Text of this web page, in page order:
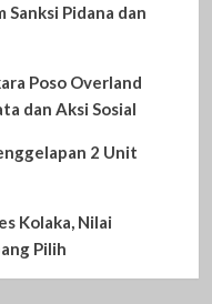
Sanksi Pidana dan
Poso Overland
dan Aksi Sosial
2 Unit
Kolaka, Nilai
Pilih